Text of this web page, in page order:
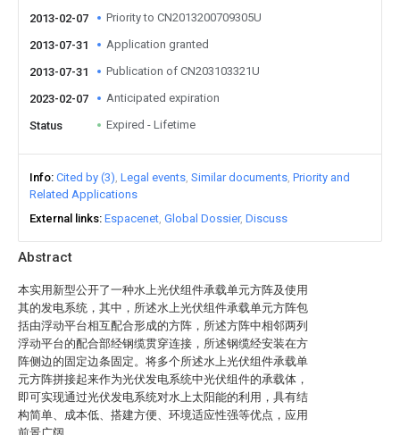
Abstract
本实用新型公开了一种水上光伏组件承载单元方阵及使用
其的发电系统，其中，所述水上光伏组件承载单元方阵包
括由浮动平台相互配合形成的方阵，所述方阵中相邻两列
浮动平台的配合部经钢缆贯穿连接，所述钢缆经安装在方
阵侧边的固定边条固定。将多个所述水上光伏组件承载单
元方阵拼接起来作为光伏发电系统中光伏组件的承载体，
即可实现通过光伏发电系统对水上太阳能的利用，具有结
构简单、成本低、搭建方便、环境适应性强等优点，应用
2013-02-07
Priority to CN2013200709305U
2013-07-31 Application granted
2013-07-31 Publication of CN203103321U
2023-02-07 Anticipated expiration
Status Expired - Lifetime
Info Cited by (3) Legal events Similar documents Priority and
Related Applications
External links Espacenet Global Dossier Discuss